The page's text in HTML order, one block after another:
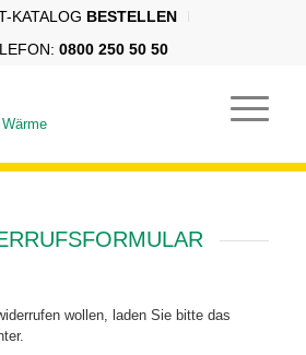
KATALOG BESTELLEN
0800 250 50 50
wollen, laden Sie bitte das